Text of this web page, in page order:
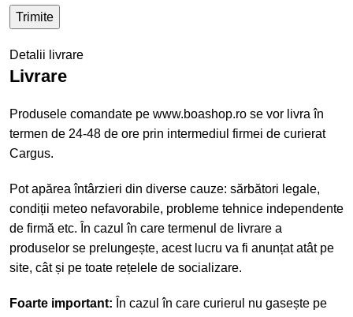
Detalii livrare
Livrare
Produsele comandate pe www.boashop.ro se vor livra în
termen de 24-48 de ore prin intermediul firmei de curierat
Cargus.
Pot apărea întârzieri din diverse cauze: sărbători legale,
condiții meteo nefavorabile, probleme tehnice independente
de firmă etc. În cazul în care termenul de livrare a
produselor se prelungește, acest lucru va fi anunțat atât pe
site, cât și pe toate rețelele de socializare.
Foarte important: În cazul în care curierul nu gasește pe